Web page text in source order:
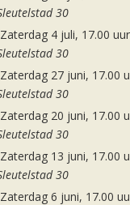
30
Zaterdag 4 juli, 17.00 uur
30
Zaterdag 27 juni, 17.00
30
Zaterdag 20 juni, 17.00
30
Zaterdag 13 juni, 17.00
30
Zaterdag 6 juni, 17.00